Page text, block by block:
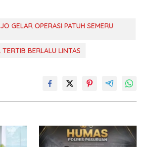
GELAR OPERASI PATUH SEMERU
BERLALU LINTAS